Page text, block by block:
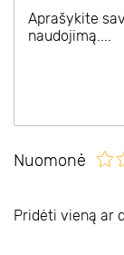
Nuomonė
Pridėti vieną ar